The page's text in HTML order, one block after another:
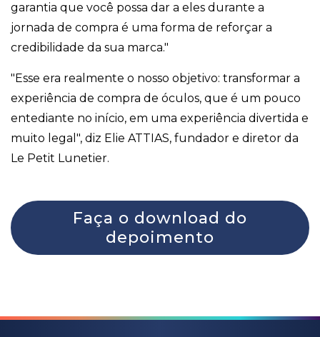
garantia que você possa dar a eles durante a
jornada de compra é uma forma de reforçar a
credibilidade da sua marca."
"Esse era realmente o nosso objetivo: transformar a
experiência de compra de óculos, que é um pouco
entediante no início, em uma experiência divertida e
muito legal", diz Elie ATTIAS, fundador e diretor da
Le Petit Lunetier.
Faça o download do
depoimento